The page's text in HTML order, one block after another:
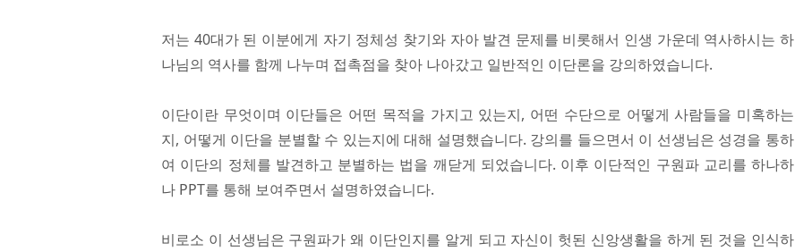
저는 40대가 된 이분에게 자기 정체성 찾기와 자아 발견 문제를 비롯해서 인생 가운데 역사하시는 하
나님의 역사를 함께 나누며 접촉점을 찾아 나아갔고 일반적인 이단론을 강의하였습니다.
이단이란 무엇이며 이단들은 어떤 목적을 가지고 있는지, 어떤 수단으로 어떻게 사람들을 미혹하는
지, 어떻게 이단을 분별할 수 있는지에 대해 설명했습니다. 강의를 들으면서 이 선생님은 성경을 통하
여 이단의 정체를 발견하고 분별하는 법을 깨닫게 되었습니다. 이후 이단적인 구원파 교리를 하나하
나 PPT를 통해 보여주면서 설명하였습니다.
비로소 이 선생님은 구원파가 왜 이단인지를 알게 되고 자신이 헛된 신앙생활을 하게 된 것을 인식하